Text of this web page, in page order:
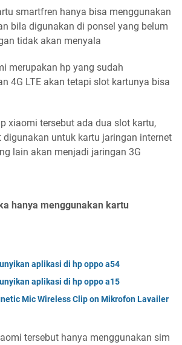
smartfren hanya bisa menggunakan
bila digunakan di ponsel yang belum
tidak akan menyala
merupakan hp yang sudah
4G LTE akan tetapi slot kartunya bisa
xiaomi tersebut ada dua slot kartu,
untuk kartu jaringan internet
lain akan menjadi jaringan 3G
hanya menggunakan kartu
aplikasi di hp oppo a54
aplikasi di hp oppo a15
Mic Wireless Clip on Mikrofon Lavailer
tersebut hanya menggunakan sim